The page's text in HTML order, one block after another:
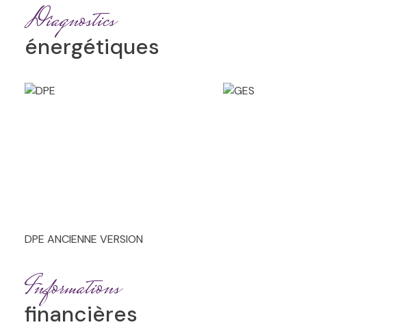
Diagnostics
énergétiques
DPE ANCIENNE VERSION
Informations
financières